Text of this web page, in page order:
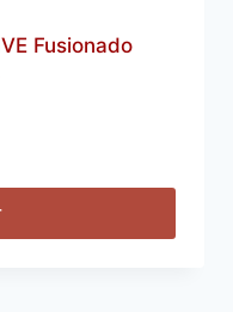
Fusionado